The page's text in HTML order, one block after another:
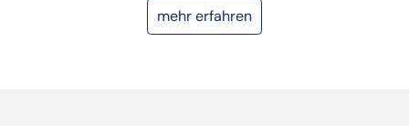
mehr erfahren